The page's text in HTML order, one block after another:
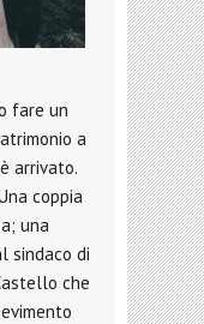
fare un
a
arrivato.
coppia
una
sindaco di
che